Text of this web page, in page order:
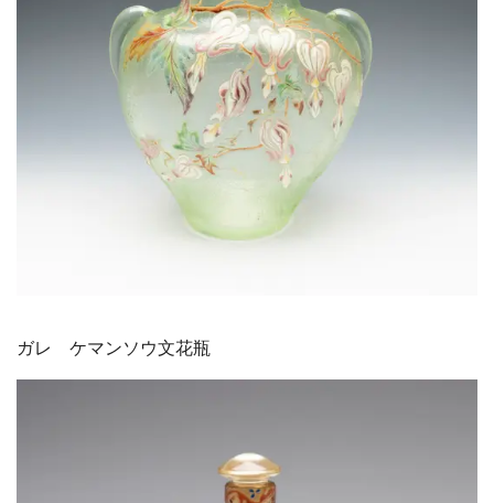
ガレ ケマンソウ文花瓶